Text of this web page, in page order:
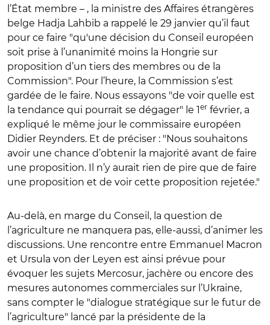
l’État membre – , la ministre des Affaires étrangères
belge Hadja Lahbib a rappelé le 29 janvier qu’il faut
pour ce faire "qu'une décision du Conseil européen
soit prise à l’unanimité moins la Hongrie sur
proposition d’un tiers des membres ou de la
Commission". Pour l’heure, la Commission s’est
gardée de le faire. Nous essayons "de voir quelle est
la tendance qui pourrait se dégager" le 1er février, a
expliqué le même jour le commissaire européen
Didier Reynders. Et de préciser : "Nous souhaitons
avoir une chance d’obtenir la majorité avant de faire
une proposition. Il n’y aurait rien de pire que de faire
une proposition et de voir cette proposition rejetée."
Au-delà, en marge du Conseil, la question de
l’agriculture ne manquera pas, elle-aussi, d’animer les
discussions. Une rencontre entre Emmanuel Macron
et Ursula von der Leyen est ainsi prévue pour
évoquer les sujets Mercosur, jachère ou encore des
mesures autonomes commerciales sur l’Ukraine,
sans compter le "dialogue stratégique sur le futur de
l’agriculture" lancé par la présidente de la